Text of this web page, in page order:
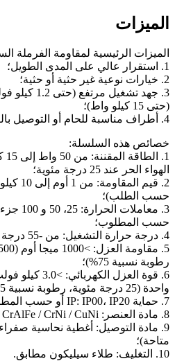
الميزات
الميزات الرئيسية لمقاومة الفرملة
1. استقرار عالي على المدى الطويل؛
2. خيارات نوعية غير حثية أو حثية؛
3. جهد تشغيل
(حتى 15 كيلو واط)؛
4. أطراف مناسبة للحام أو التوصيل بالبراغي.
خصائص هذه السلسلة:
الهواء الحر عند 25 درجة مئوية؛
حسب الطلب)؛
3.
حسب المطلوب؛
4. درجة حرارة التشغيل: من -55 درجة مئوية إلى +225 درجة مئوية؛
رطوبة نسبية 75%)؛
واحدة (25 درجة مئوية، رطوبة نسبية 75%)؛
7. حماية IP: IP00، IP20 أو حسب المطلوب؛
8. مادة العنصر: OCR25AL5 / CrAlFe / CrNi / CuNi؛
9. مادة التوصيل: أغطية نحاسية
متاحة)؛
10. التغليف: طلاء سيليكون مطابق.